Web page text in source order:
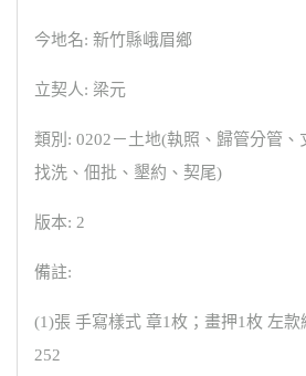
今地名: 新竹縣峨眉鄉
立契人: 梁元
類別: 0202－土地(執照、歸管分管、
找洗、佃批、墾約、契尾)
版本: 2
備註:
(1)張 手寫樣式 章1枚；畫押1枚 左
252